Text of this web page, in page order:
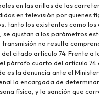
en las orillas de las
en televisión por quienes
tanto los existentes como los
ajustan a los parámetros
transmisión no resulta
citado artículo 74. Frente a
párrafo cuarto del artículo 74
es la denuncia ante el
la encargada de
física, y la sanción que